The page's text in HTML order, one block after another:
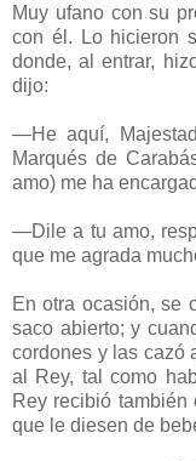
Muy ufano con su
con él. Lo hicieron
donde, al entrar,
dijo:
—He aquí,
Marqués de
amo) me ha
—Dile a tu amo,
que me agrada
En otra ocasión, se
saco abierto; y
cordones y las cazó
al Rey, tal como
Rey recibió
que le diesen de